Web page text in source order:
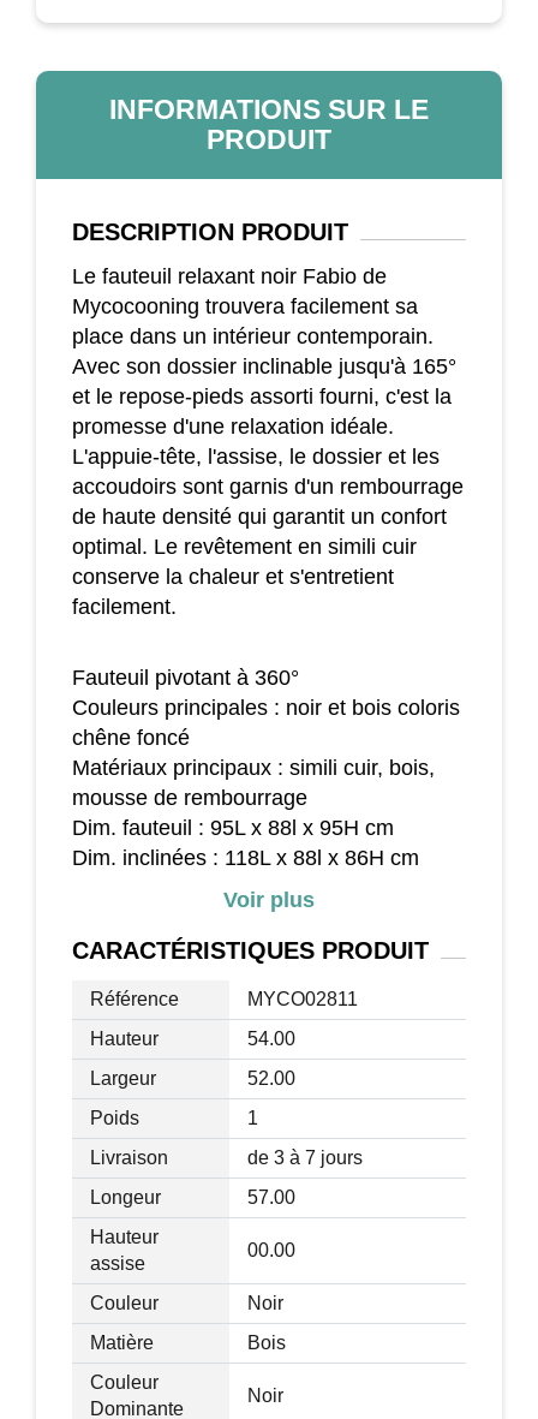
INFORMATIONS SUR LE
PRODUIT
DESCRIPTION PRODUIT
Le fauteuil relaxant noir Fabio de
Mycocooning trouvera facilement sa
place dans un intérieur contemporain.
Avec son dossier inclinable jusqu'à 165°
et le repose-pieds assorti fourni, c'est la
promesse d'une relaxation idéale.
L'appuie-tête, l'assise, le dossier et les
accoudoirs sont garnis d'un rembourrage
de haute densité qui garantit un confort
optimal. Le revêtement en simili cuir
conserve la chaleur et s'entretient
facilement.
Fauteuil pivotant à 360°
Couleurs principales : noir et bois coloris
chêne foncé
Matériaux principaux : simili cuir, bois,
mousse de rembourrage
Dim. fauteuil : 95L x 88l x 95H cm
Dim. inclinées : 118L x 88l x 86H cm
Inclinaison max. : 165°
Dim. repose-pieds : 40L x 40l x 38H cm
Hauteur dossier : 45 cm
(épaisseur : 16 cm)
Hauteur accoudoirs : 47 cm
Charge max. recommandée fauteuil :
136 Kg / repose-pieds : 120 Kg
Voir plus
CARACTÉRISTIQUES PRODUIT
Référence
MYCO02811
Hauteur
54.00
Largeur
52.00
Poids
1
Livraison
de 3 à 7 jours
Longeur
57.00
Hauteur
assise
00.00
Couleur
Noir
Matière
Bois
Couleur
Dominante
Noir